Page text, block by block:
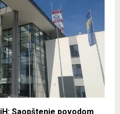
Saopštenje povodom